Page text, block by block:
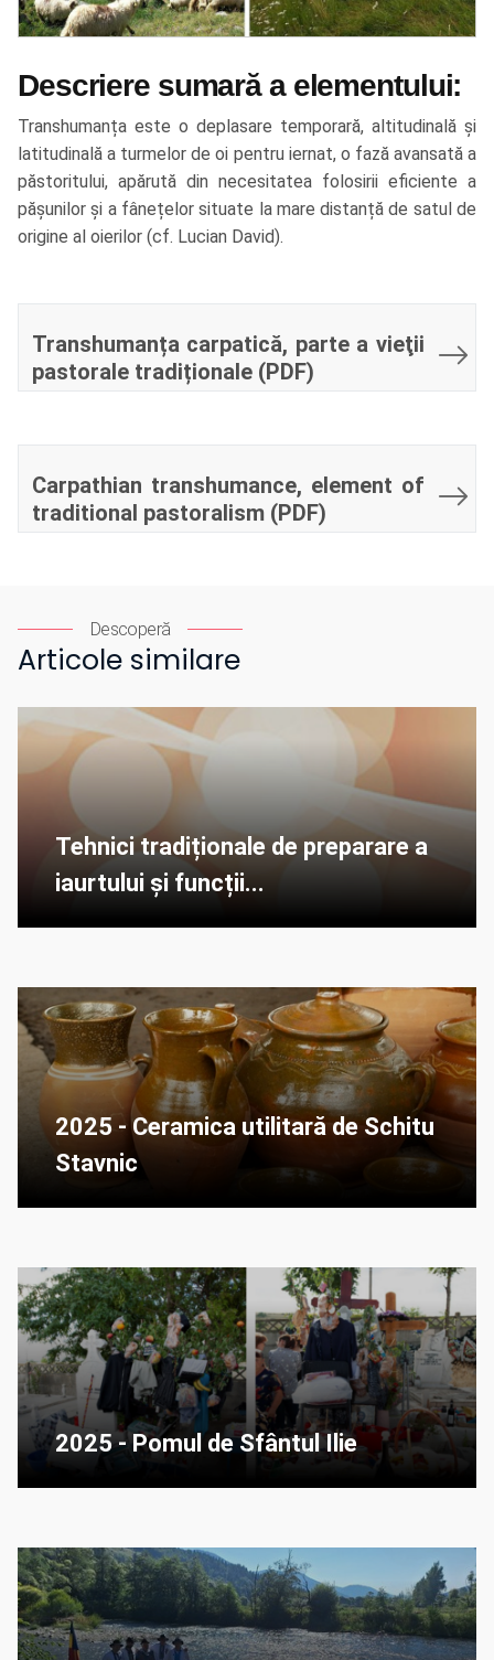
Descriere sumară a elementului:
Transhumanța este o deplasare temporară, altitudinală și
latitudinală a turmelor de oi pentru iernat, o fază avansată a
păstoritului, apărută din necesitatea folosirii eficiente a
pășunilor și a fânețelor situate la mare distanță de satul de
origine al oierilor (cf. Lucian David).
Transhumanța carpatică, parte a vieţii
pastorale tradiționale (PDF)
Carpathian transhumance, element of
traditional pastoralism (PDF)
Descoperă
Articole similare
Tehnici tradiționale de preparare a
iaurtului și funcții...
2025 - Ceramica utilitară de Schitu
Stavnic
2025 - Pomul de Sfântul Ilie